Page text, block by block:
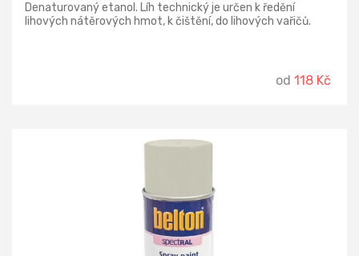
Denaturovaný etanol. Líh technický je určen k ředění
lihových nátěrových hmot, k čištění, do lihových vařičů.
od 118 Kč